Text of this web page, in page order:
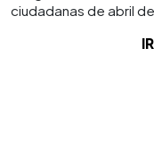
ciudadanas de abril